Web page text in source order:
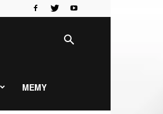
MEMY